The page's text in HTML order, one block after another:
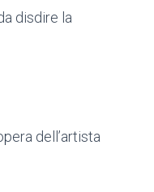
disdire la
dell’artista